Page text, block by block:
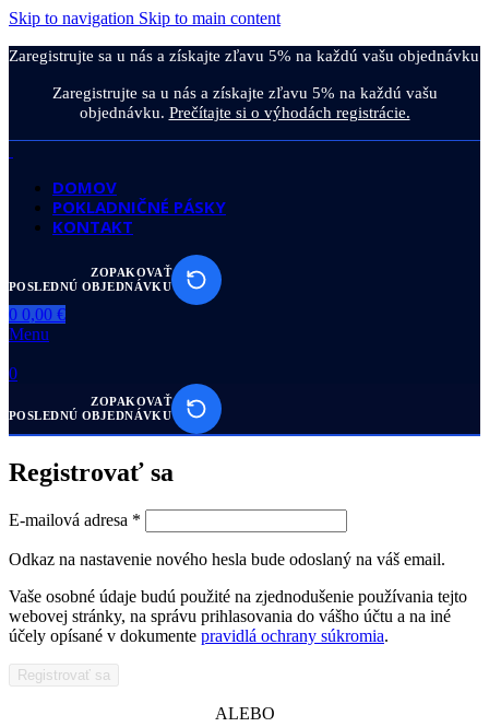
Skip to navigation Skip to main content
Zaregistrujte sa u nás a získajte zľavu 5% na každú vašu objednávku.
Zaregistrujte sa u nás a získajte zľavu 5% na každú vašu
objednávku. Prečítajte si o výhodách registrácie.
DOMOV
POKLADNIČNÉ PÁSKY
KONTAKT
ZOPAKOVAŤ
POSLEDNÚ OBJEDNÁVKU
0 0,00 €
Menu
0
ZOPAKOVAŤ
POSLEDNÚ OBJEDNÁVKU
Registrovať sa
E-mailová adresa *
Odkaz na nastavenie nového hesla bude odoslaný na váš email.
Vaše osobné údaje budú použité na zjednodušenie používania tejto
webovej stránky, na správu prihlasovania do vášho účtu a na iné
účely opísané v dokumente pravidlá ochrany súkromia.
Registrovať sa
ALEBO